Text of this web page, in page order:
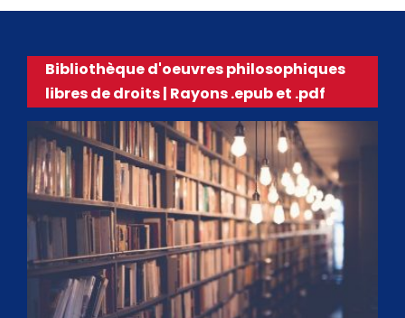
Bibliothèque d'oeuvres philosophiques
libres de droits | Rayons .epub et .pdf